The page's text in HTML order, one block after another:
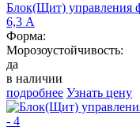
Блок(Щит) управления
6,3 А
Форма:
Морозоустойчивость:
да
в наличии
подробнее Узнать цену